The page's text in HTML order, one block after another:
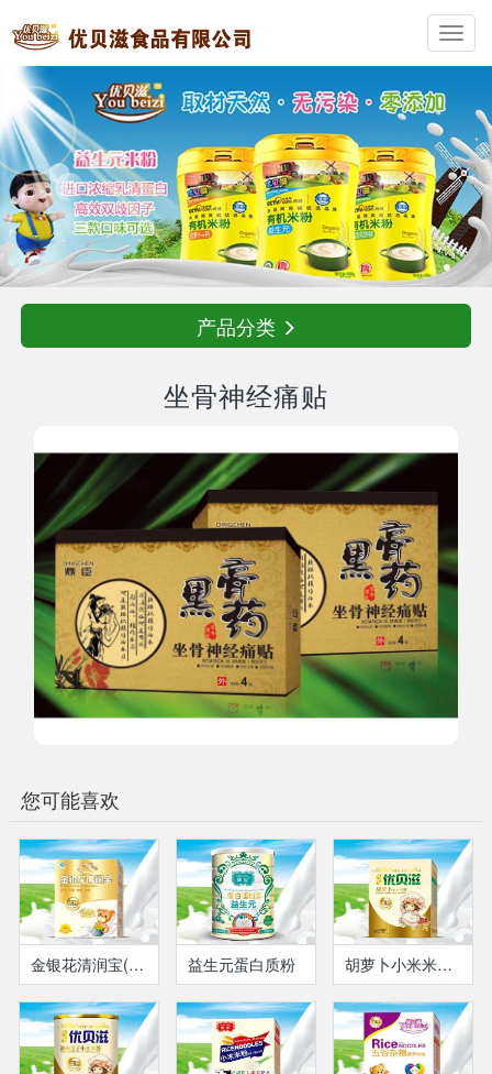
产品分类
坐骨神经痛贴
您可能喜欢
金银花清润宝(盒装） 益生元蛋白质粉 胡萝卜小米米粉(盒装）